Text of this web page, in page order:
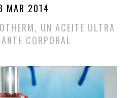
MAR 2014
UN ACEITE ULTRA
CORPORAL